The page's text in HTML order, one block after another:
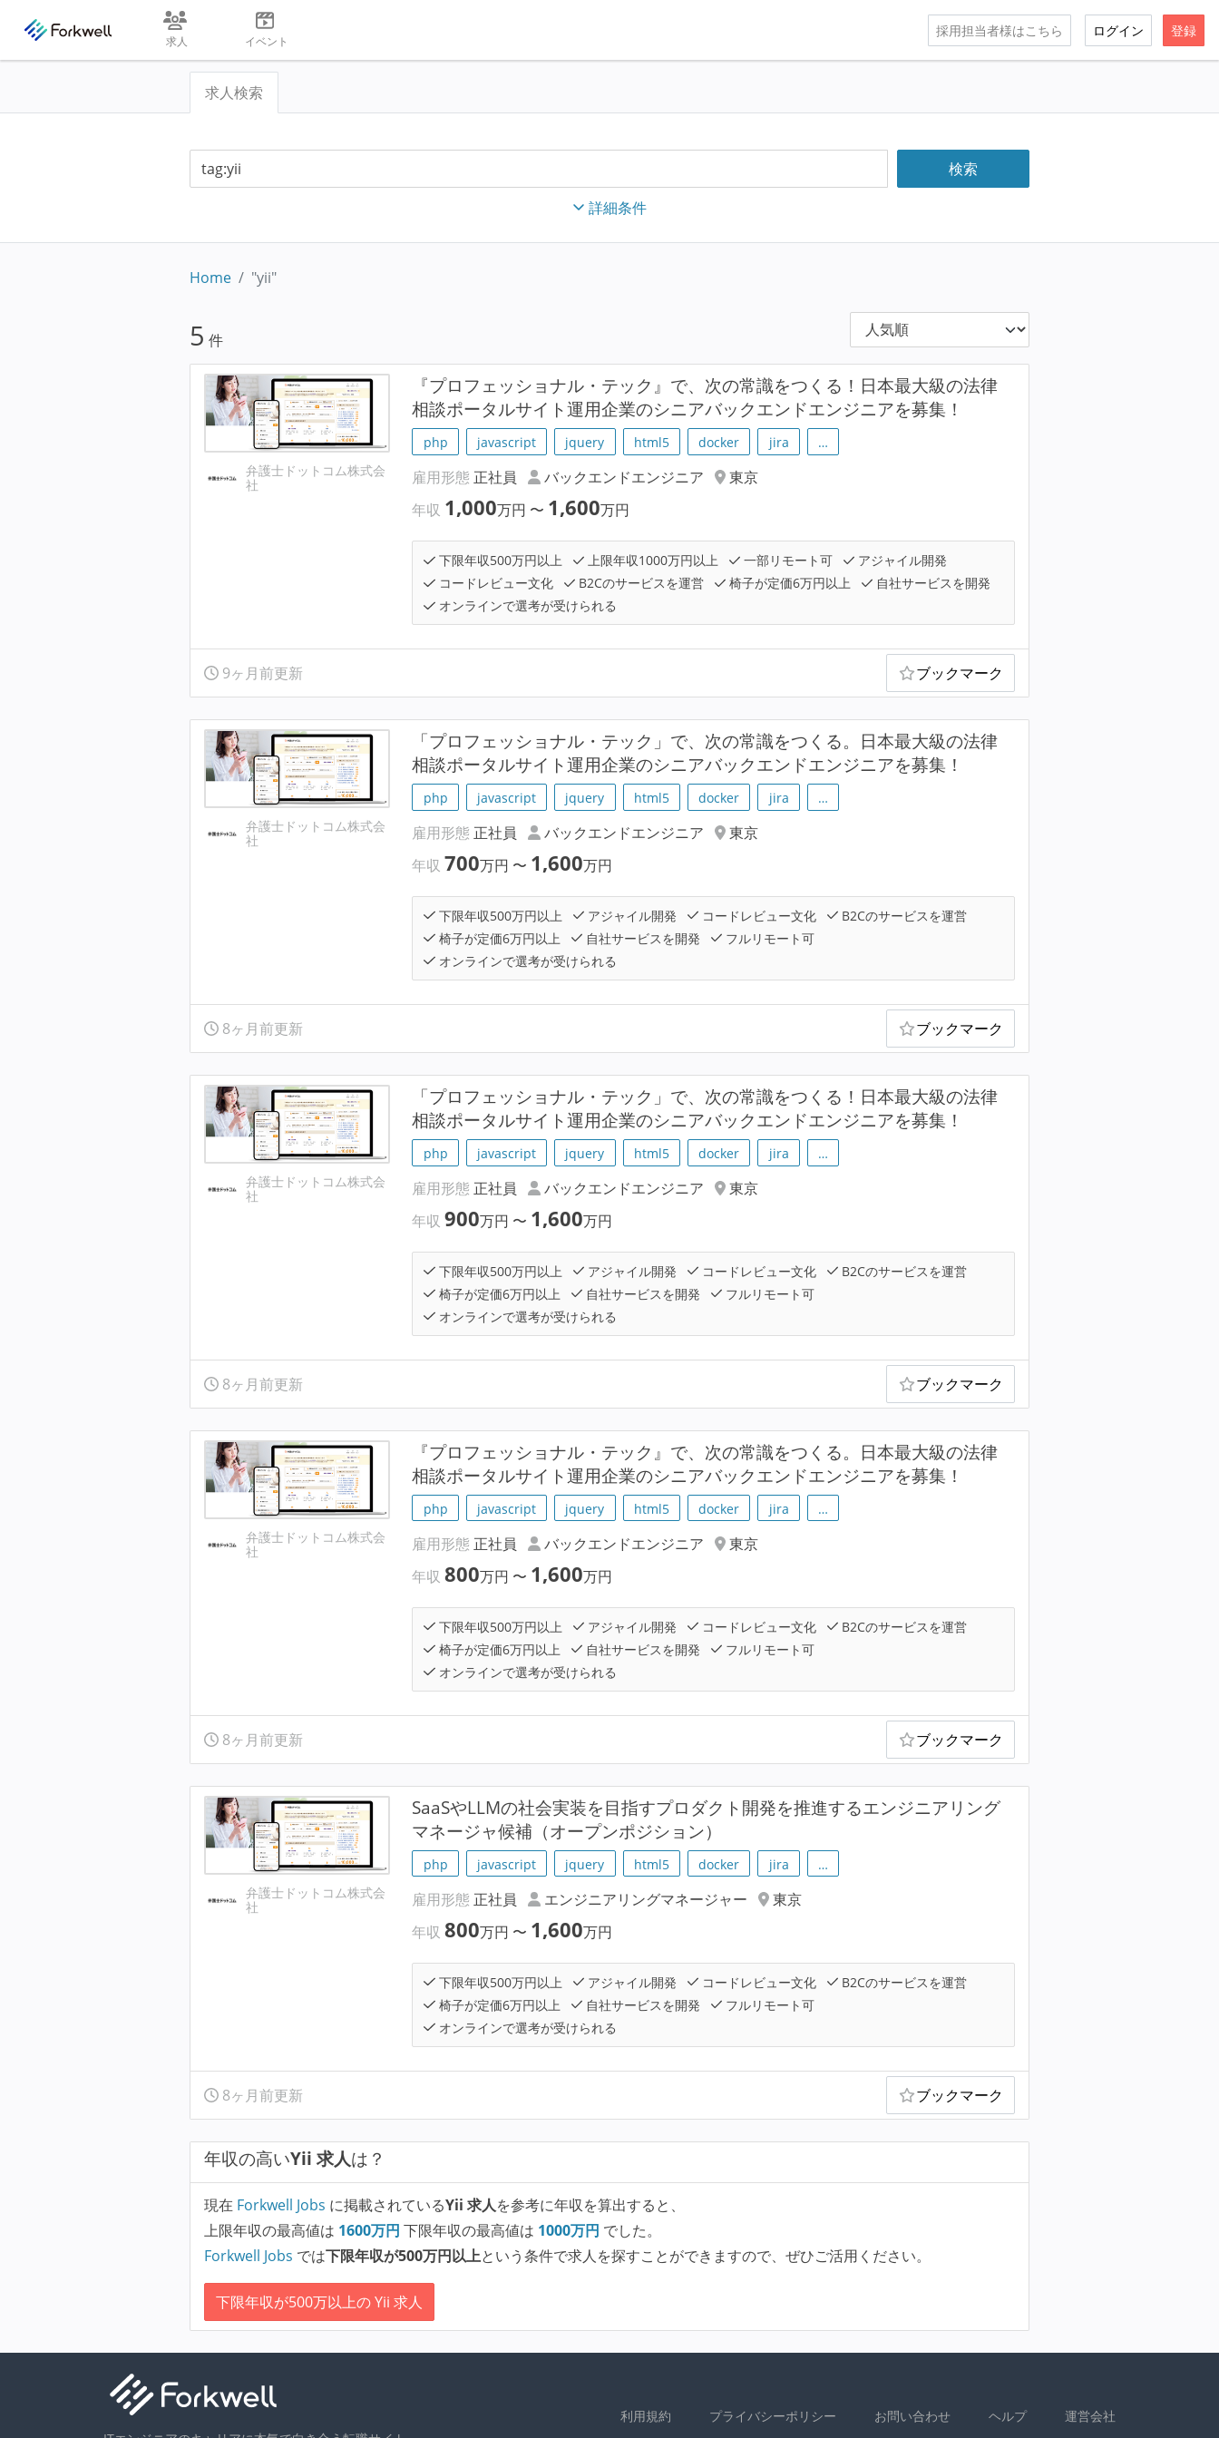
求人 イベント
採用担当者様はこちら ログイン 登録
求人検索
詳細条件
Home "yii"
5 件
弁護士ドットコム株式会
社
『プロフェッショナル・テック』で、次の常識をつくる！日本最大級の法律
相談ポータルサイト運用企業のシニアバックエンドエンジニアを募集！
php javascript jquery html5 docker jira …
雇用形態 正社員 バックエンドエンジニア
東京
年収 1,000万円 〜 1,600万円
下限年収500万円以上 上限年収1000万円以上 一部リモート可
アジャイル開発
コードレビュー文化
B2Cのサービスを運営 椅子が定価6万円以上
自社サービスを開発
オンラインで選考が受けられる
9ヶ月前更新 ブックマーク
弁護士ドットコム株式会
社
「プロフェッショナル・テック」で、次の常識をつくる。日本最大級の法律
相談ポータルサイト運用企業のシニアバックエンドエンジニアを募集！
php javascript jquery html5 docker jira …
雇用形態 正社員 バックエンドエンジニア
東京
年収700万円 〜 1,600万円
下限年収500万円以上 アジャイル開発 コードレビュー文化
B2Cのサービスを運営
椅子が定価6万円以上
自社サービスを開発
フルリモート可
オンラインで選考が受けられる
8ヶ月前更新 ブックマーク
弁護士ドットコム株式会
社
「プロフェッショナル・テック」で、次の常識をつくる！日本最大級の法律
相談ポータルサイト運用企業のシニアバックエンドエンジニアを募集！
php javascript jquery html5 docker jira …
雇用形態 正社員 バックエンドエンジニア
東京
年収900万円 〜 1,600万円
下限年収500万円以上 アジャイル開発 コードレビュー文化
B2Cのサービスを運営
椅子が定価6万円以上
自社サービスを開発
フルリモート可
オンラインで選考が受けられる
8ヶ月前更新 ブックマーク
弁護士ドットコム株式会
社
『プロフェッショナル・テック』で、次の常識をつくる。日本最大級の法律
相談ポータルサイト運用企業のシニアバックエンドエンジニアを募集！
php javascript jquery html5 docker jira …
雇用形態 正社員 バックエンドエンジニア
東京
年収800万円 〜 1,600万円
下限年収500万円以上 アジャイル開発 コードレビュー文化
B2Cのサービスを運営
椅子が定価6万円以上
自社サービスを開発
フルリモート可
オンラインで選考が受けられる
8ヶ月前更新 ブックマーク
弁護士ドットコム株式会
社
SaaSやLLMの社会実装を目指すプロダクト開発を推進するエンジニアリング
マネージャ候補（オープンポジション）
php javascript jquery html5 docker jira …
雇用形態 正社員 エンジニアリングマネージャー
東京
年収800万円 〜 1,600万円
下限年収500万円以上 アジャイル開発 コードレビュー文化
B2Cのサービスを運営
椅子が定価6万円以上
自社サービスを開発
フルリモート可
オンラインで選考が受けられる
8ヶ月前更新 ブックマーク
年収の高いYii 求人は？
現在 Forkwell Jobs に掲載されているYii 求人を参考に年収を算出すると、
上限年収の最高値は 1600万円 下限年収の最高値は 1000万円 でした。
Forkwell Jobs では下限年収が500万円以上という条件で求人を探すことができますので、ぜひご活用ください。
下限年収が500万以上の Yii 求人
利用規約 プライバシーポリシー お問い合わせ ヘルプ 運営会社